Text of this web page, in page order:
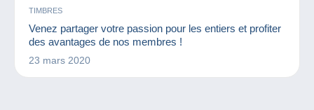
TIMBRES
Venez partager votre passion pour les entiers et profiter
des avantages de nos membres !
23 mars 2020